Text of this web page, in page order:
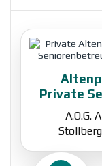
Private
A.O.G.